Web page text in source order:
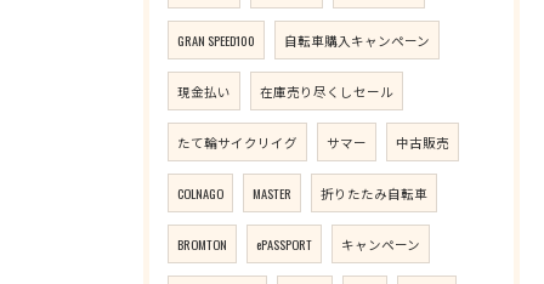
GRAN SPEED100 自転車購入キャンペーン
現金払い 在庫売り尽くしセール
たて輪サイクリイグ サマー 中古販売
COLNAGO MASTER 折りたたみ自転車
BROMTON ePASSPORT キャンペーン